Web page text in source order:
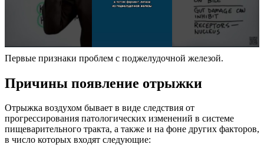
Первые признаки проблем с поджелудочной железой.
Причины появление отрыжки
Отрыжка воздухом бывает в виде следствия от
прогрессирования патологических изменений в системе
пищеварительного тракта, а также и на фоне других факторов,
в число которых входят следующие: